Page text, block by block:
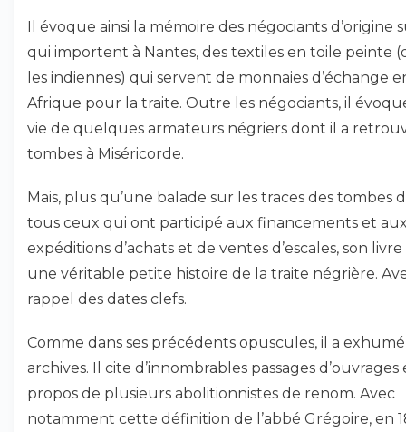
Il évoque ainsi la mémoire des négociants d’origine
qui importent à Nantes, des textiles en toile peinte
les indiennes) qui servent de monnaies d’échange
Afrique pour la traite. Outre les négociants, il
vie de quelques armateurs négriers dont il a
tombes à Miséricorde.
Mais, plus qu’une balade sur les traces des tombes
tous ceux qui ont participé aux financements et
expéditions d’achats et de ventes d’escales, son livre
une véritable petite histoire de la traite négrière.
rappel des dates clefs.
Comme dans ses précédents opuscules, il a
archives. Il cite d’innombrables passages d’ouvrages
propos de plusieurs abolitionnistes de renom. Avec
notamment cette définition de l’abbé Grégoire, en